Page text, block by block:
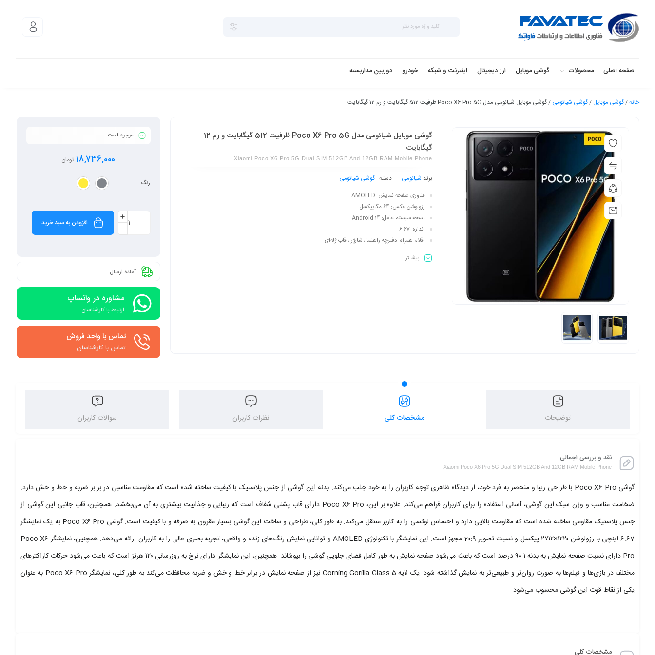
صفحه اصلی محصولات گوشی موبایل ارز دیجیتال اینترنت و شبکه خودرو دوربین مداربسته
خانه/گوشی موبایل /گوشی شیائومی / گوشی موبایل شیائومی مدل Poco X6 Pro 5G ظرفیت 512 گیگابایت و رم 12 گیگابایت
گوشی موبایل شیائومی مدل Poco X6 Pro 5G ظرفیت 512 گیگابایت و رم 12
گیگابایت
Xiaomi Poco X6 Pro 5G Dual SIM 512GB And 12GB RAM Mobile Phone
برند شیائومی دسته :گوشی شیائومی
فناوری صفحه‌ نمایش: AMOLED
رزولوشن عکس: 64 مگاپیکسل
نسخه سیستم عامل: Android 14
اندازه: 6.67
اقلام همراه: دفترچه‌ راهنما ، شارژر ، قاب ژله‌ای
بیشـتر
موجود است
18,736,000 تومان
رنگ
افزودن به سبد خرید
آماده ارسال
مشاوره در واتساپ
ارتباط با کارشناسان
تماس با واحد فروش
تماس با کارشناسان
توضیحات مشخصات کلی نظرات کاربران سوالات کاربران
نقد و بررسی اجمالی
Xiaomi Poco X6 Pro 5G Dual SIM 512GB And 12GB RAM Mobile Phone
گوشی Poco X6 Pro با طراحی زیبا و منحصر به فرد خود، از دیدگاه ظاهری توجه کاربران را به خود جلب می‌کند. بدنه این گوشی از جنس پلاستیک با کیفیت ساخته شده است که مقاومت مناسبی در برابر ضربه و خط و خش دارد.
ضخامت مناسب و وزن سبک این گوشی، آسانی استفاده را برای کاربران فراهم می‌کند. علاوه بر این، Poco X6 Pro دارای قاب پشتی شفاف است که زیبایی و جذابیت بیشتری به آن می‌بخشد. همچنین، قاب جانبی این گوشی از
جنس پلاستیک مقاومی ساخته شده است که مقاومت بالایی دارد و احساس لوکسی را به کاربر منتقل می‌کند. به طور کلی، طراحی و ساخت این گوشی بسیار مقرون به صرفه و با کیفیت است. گوشی Poco X6 Pro به یک نمایشگر
6.67 اینچی با رزولوشن ۱۲۲۰×۲۷۱۲ پیکسل و نسبت تصویر 20:9 مجهز است. این نمایشگر با تکنولوژی AMOLED و توانایی نمایش رنگ‌های زنده و واقعی، تجربه بصری عالی را به کاربران ارائه می‌دهد. همچنین، نمایشگر Poco X6
Pro دارای نسبت صفحه نمایش به بدنه ۹۰.۱ درصد است که باعث می‌شود صفحه نمایش به طور کامل فضای جلویی گوشی را بپوشاند. همچنین، این نمایشگر دارای نرخ به روزرسانی ۱۲۰ هرتز است که باعث می‌شود حرکات کاراکترهای
مختلف در بازی‌ها و فیلم‌ها به صورت‌ روان‌تر و طبیعی‌تر به نمایش گذاشته شود. یک لایه Corning Gorilla Glass 5 نیز از صفحه نمایش در برابر خط و خش و ضربه محافظت می‌کند به طور کلی، نمایشگر Poco X6 Pro به عنوان
یکی از نقاط قوت این گوشی محسوب می‌شود.
مشخصات کلی